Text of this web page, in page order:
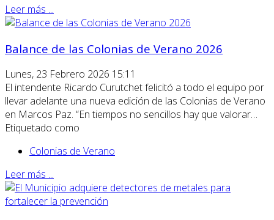
Leer más ...
Balance de las Colonias de Verano 2026
Lunes, 23 Febrero 2026 15:11
El intendente Ricardo Curutchet felicitó a todo el equipo por
llevar adelante una nueva edición de las Colonias de Verano
en Marcos Paz. “En tiempos no sencillos hay que valorar…
Etiquetado como
Colonias de Verano
Leer más ...